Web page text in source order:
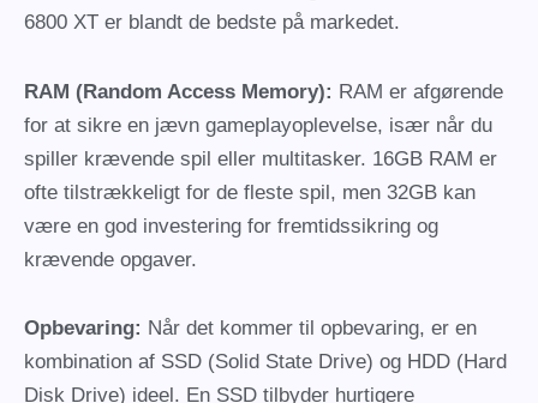
6800 XT er blandt de bedste på markedet.
RAM (Random Access Memory): RAM er afgørende
for at sikre en jævn gameplayoplevelse, især når du
spiller krævende spil eller multitasker. 16GB RAM er
ofte tilstrækkeligt for de fleste spil, men 32GB kan
være en god investering for fremtidssikring og
krævende opgaver.
Opbevaring: Når det kommer til opbevaring, er en
kombination af SSD (Solid State Drive) og HDD (Hard
Disk Drive) ideel. En SSD tilbyder hurtigere